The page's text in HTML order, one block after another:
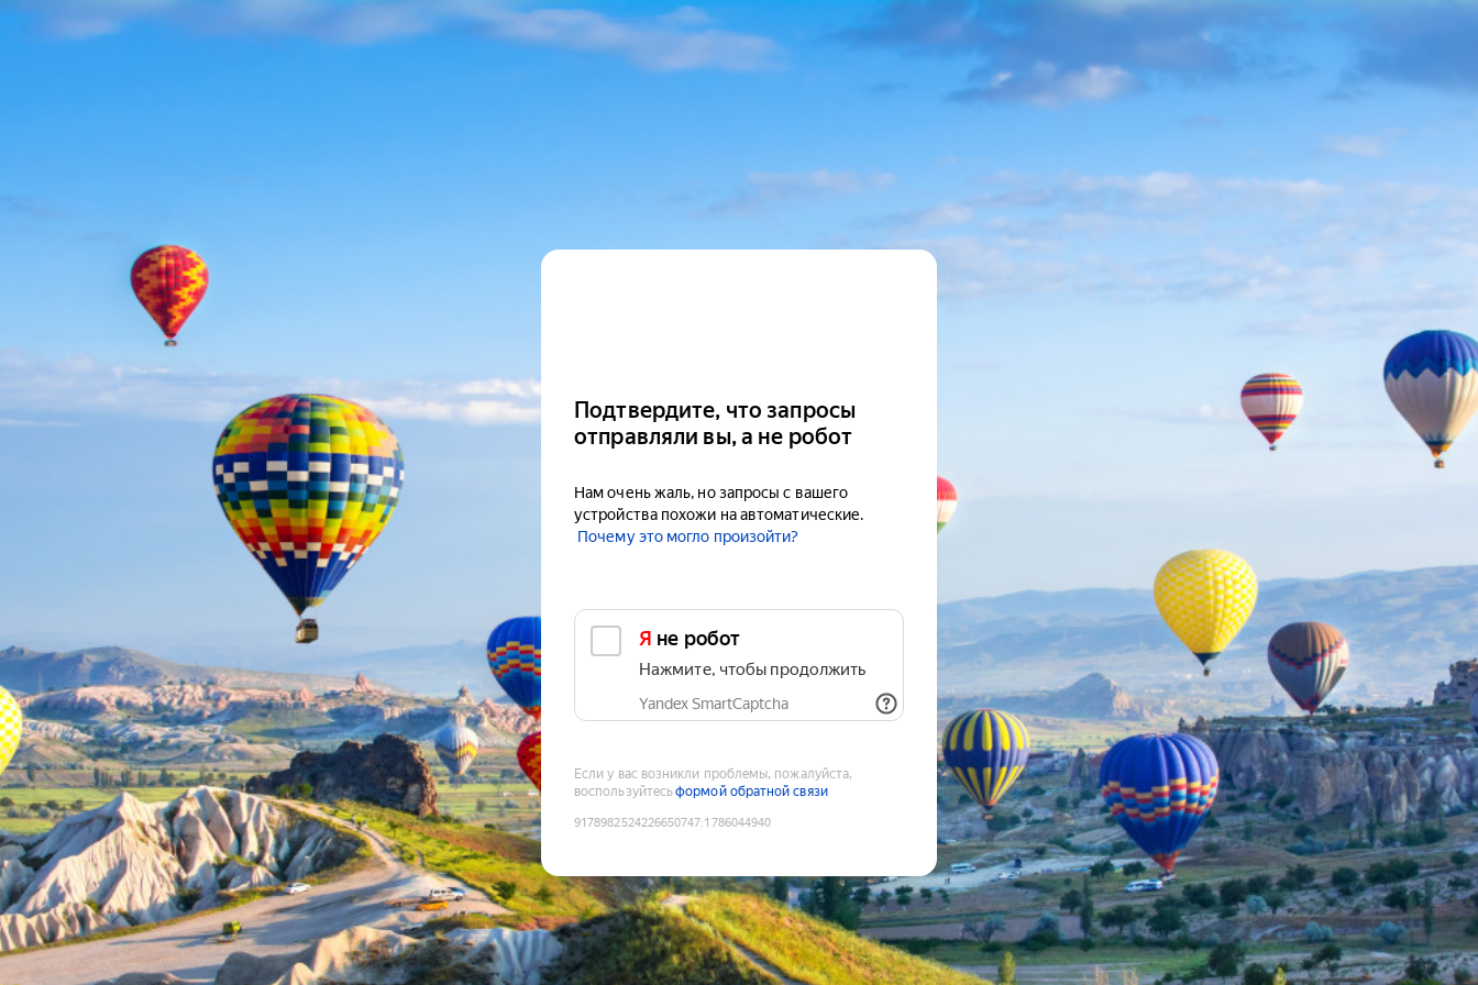
Подтвердите, что запросы
отправляли вы, а не робот
Нам очень жаль, но запросы с вашего
устройства похожи на автоматические.
Почему это могло произойти?
Я не робот
Нажмите, чтобы продолжить
Yandex SmartCaptcha
Если у вас возникли проблемы, пожалуйста,
воспользуйтесьформой обратной связи
9178982524226650747:1786044940